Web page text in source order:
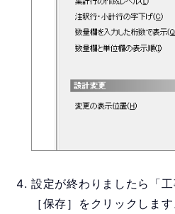
設定が終わりましたら「
［保存］をクリックします